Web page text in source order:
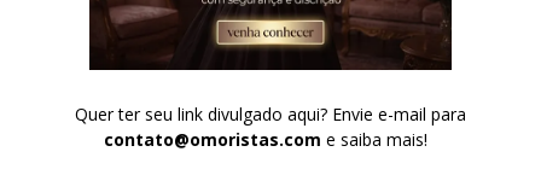
Quer ter seu link divulgado aqui? Envie e-mail para
contato@omoristas.com e saiba mais!